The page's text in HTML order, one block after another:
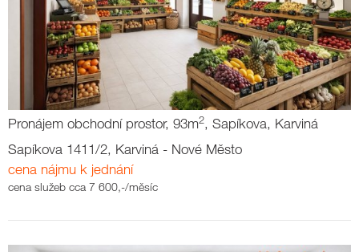
Pronájem obchodní prostor, 93m2, Sapíkova, Karviná
Sapíkova 1411/2, Karviná - Nové Město
cena nájmu k jednání
cena služeb cca 7 600,-/měsíc